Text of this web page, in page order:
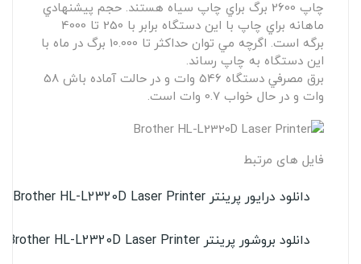
چاپ 2600 برگ براي چاپ سياه هستند. حجم پيشنهادي
ماهانه براي چاپ با اين دستگاه برابر با 250 تا 4000
برگه است. اگرچه مي توان حداکثر تا 10.000 برگ در ماه با
اين دستگاه به چاپ رساند.
برق مصرفي دستگاه 546 وات و در حالت آماده باش 58
وات و در حال خواب 0.7 وات است.
فایل های مرتبط
دانلود درایور پرینتر Brother HL-L2320D Laser Printer
دانلود بروشور پرینتر Brother HL-L2320D Laser Printer